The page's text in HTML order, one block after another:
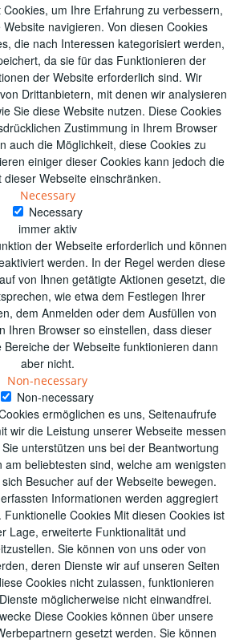
um Ihre Erfahrung zu verbessern,
navigieren. Von diesen Cookies
die nach Interessen kategorisiert werden,
da sie für das Funktionieren der
der Website erforderlich sind. Wir
Drittanbietern, mit denen wir analysieren
Sie diese Website nutzen. Diese Cookies
Zustimmung in Ihrem Browser
auch die Möglichkeit, diese Cookies zu
einiger dieser Cookies kann jedoch die
dieser Webseite einschränken.
Necessary
Necessary
immer aktiv
der Webseite erforderlich und können
werden. In der Regel werden diese
von Ihnen getätigte Aktionen gesetzt, die
wie etwa dem Festlegen Ihrer
dem Anmelden oder dem Ausfüllen von
Ihren Browser so einstellen, dass dieser
der Webseite funktionieren dann
aber nicht.
Non-necessary
Non-necessary
ermöglichen es uns, Seitenaufrufe
wir die Leistung unserer Webseite messen
unterstützen uns bei der Beantwortung
beliebtesten sind, welche am wenigsten
Besucher auf der Webseite bewegen.
Informationen werden aggregiert
Cookies Mit diesen Cookies ist
Lage, erweiterte Funktionalität und
Sie können von uns oder von
deren Dienste wir auf unseren Seiten
Cookies nicht zulassen, funktionieren
möglicherweise nicht einwandfrei.
Diese Cookies können über unsere
gesetzt werden. Sie können